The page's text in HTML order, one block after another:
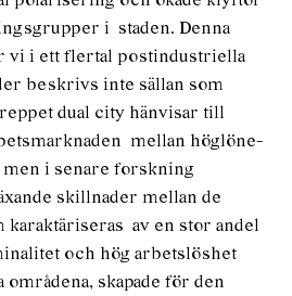
i staden. Denna
vi i ett flertal postindustriella
beskrivs inte sällan som
dual city hänvisar till
mellan höglöne-
i senare forskning
skillnader mellan de
karaktäriseras av en stor andel
och hög arbetslöshet
skapade för den